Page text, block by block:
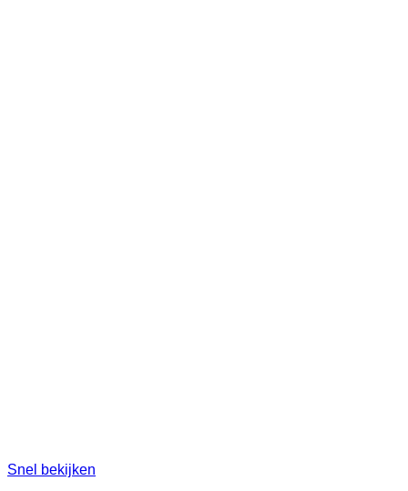
Snel bekijken